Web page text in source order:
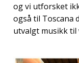
og vi utforsket
også til Toscana
utvalgt musikk til